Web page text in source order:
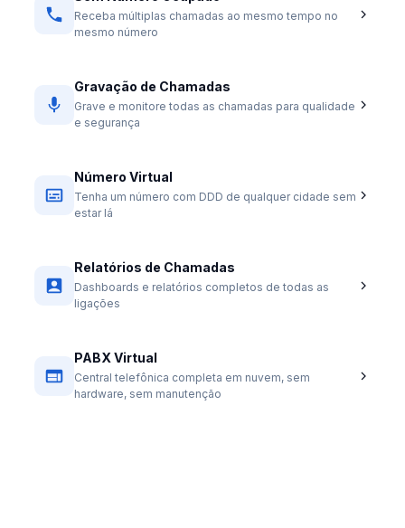
Receba múltiplas chamadas ao mesmo tempo no
mesmo número
Gravação de Chamadas
Grave e monitore todas as chamadas para qualidade
e segurança
Número Virtual
Tenha um número com DDD de qualquer cidade sem
estar lá
Relatórios de Chamadas
Dashboards e relatórios completos de todas as
ligações
PABX Virtual
Central telefônica completa em nuvem, sem
hardware, sem manutenção